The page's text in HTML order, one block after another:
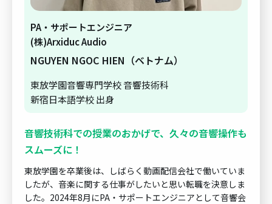
PA・サポートエンジニア
(株)Arxiduc Audio
NGUYEN NGOC HIEN（ベトナム）
東放学園音響専門学校 音響技術科
新宿日本語学校 出身
音響技術科での授業のおかげで、久々の音響操作も
スムーズに！
東放学園を卒業後は、しばらく動画配信会社で働いていま
したが、音楽に関する仕事がしたいと思い転職を決意しま
した。2024年8月にPA・サポートエンジニアとして音響会